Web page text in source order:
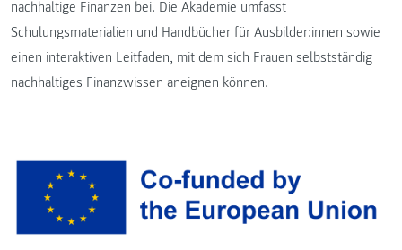
nachhaltige Finanzen bei. Die Akademie umfasst
Schulungsmaterialien und Handbücher für Ausbilder:innen sowie
einen interaktiven Leitfaden, mit dem sich Frauen selbstständig
nachhaltiges Finanzwissen aneignen können.